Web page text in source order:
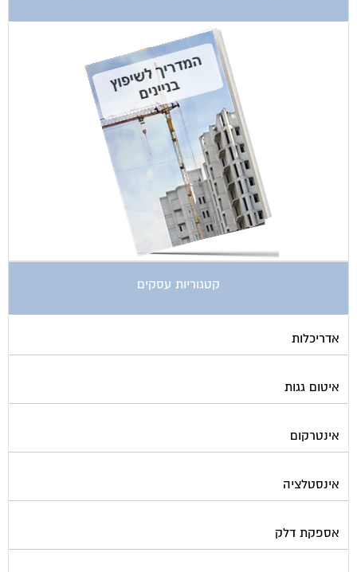
קטגוריות עסקים
אדריכלות
איטום גגות
אינטרקום
אינסטלציה
אספקת דלק